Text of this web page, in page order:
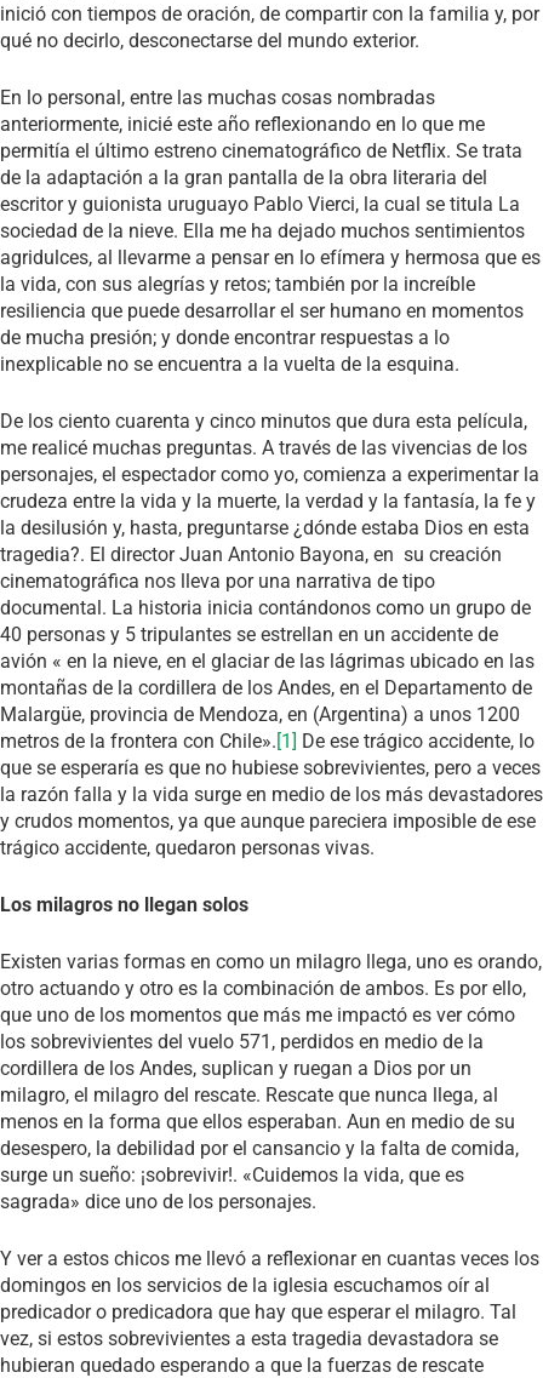
inició con tiempos de oración, de compartir con la familia y, por
qué no decirlo, desconectarse del mundo exterior.
En lo personal, entre las muchas cosas nombradas
anteriormente, inicié este año reflexionando en lo que me
permitía el último estreno cinematográfico de Netflix. Se trata
de la adaptación a la gran pantalla de la obra literaria del
escritor y guionista uruguayo Pablo Vierci, la cual se titula La
sociedad de la nieve. Ella me ha dejado muchos sentimientos
agridulces, al llevarme a pensar en lo efímera y hermosa que es
la vida, con sus alegrías y retos; también por la increíble
resiliencia que puede desarrollar el ser humano en momentos
de mucha presión; y donde encontrar respuestas a lo
inexplicable no se encuentra a la vuelta de la esquina.
De los ciento cuarenta y cinco minutos que dura esta película,
me realicé muchas preguntas. A través de las vivencias de los
personajes, el espectador como yo, comienza a experimentar la
crudeza entre la vida y la muerte, la verdad y la fantasía, la fe y
la desilusión y, hasta, preguntarse ¿dónde estaba Dios en esta
tragedia?. El director Juan Antonio Bayona, en su creación
cinematográfica nos lleva por una narrativa de tipo
documental. La historia inicia contándonos como un grupo de
40 personas y 5 tripulantes se estrellan en un accidente de
avión « en la nieve, en el glaciar de las lágrimas ubicado en las
montañas de la cordillera de los Andes, en el Departamento de
Malargüe, provincia de Mendoza, en (Argentina) a unos 1200
metros de la frontera con Chile».[1] De ese trágico accidente, lo
que se esperaría es que no hubiese sobrevivientes, pero a veces
la razón falla y la vida surge en medio de los más devastadores
y crudos momentos, ya que aunque pareciera imposible de ese
trágico accidente, quedaron personas vivas.
Los milagros no llegan solos
Existen varias formas en como un milagro llega, uno es orando,
otro actuando y otro es la combinación de ambos. Es por ello,
que uno de los momentos que más me impactó es ver cómo
los sobrevivientes del vuelo 571, perdidos en medio de la
cordillera de los Andes, suplican y ruegan a Dios por un
milagro, el milagro del rescate. Rescate que nunca llega, al
menos en la forma que ellos esperaban. Aun en medio de su
desespero, la debilidad por el cansancio y la falta de comida,
surge un sueño: ¡sobrevivir!. «Cuidemos la vida, que es
sagrada» dice uno de los personajes.
Y ver a estos chicos me llevó a reflexionar en cuantas veces los
domingos en los servicios de la iglesia escuchamos oír al
predicador o predicadora que hay que esperar el milagro. Tal
vez, si estos sobrevivientes a esta tragedia devastadora se
hubieran quedado esperando a que la fuerzas de rescate